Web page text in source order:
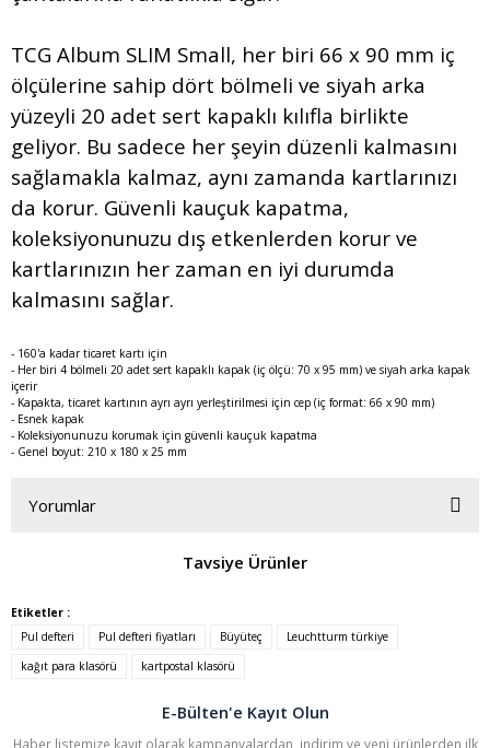
TCG Album SLIM Small, her biri 66 x 90 mm iç
ölçülerine sahip dört bölmeli ve siyah arka
yüzeyli 20 adet sert kapaklı kılıfla birlikte
geliyor. Bu sadece her şeyin düzenli kalmasını
sağlamakla kalmaz, aynı zamanda kartlarınızı
da korur. Güvenli kauçuk kapatma,
koleksiyonunuzu dış etkenlerden korur ve
kartlarınızın her zaman en iyi durumda
kalmasını sağlar.
- 160'a kadar ticaret kartı için
- Her biri 4 bölmeli 20 adet sert kapaklı kapak (iç ölçü: 70 x 95 mm) ve siyah arka kapak
içerir
- Kapakta, ticaret kartının ayrı ayrı yerleştirilmesi için cep (iç format: 66 x 90 mm)
- Esnek kapak
- Koleksiyonunuzu korumak için güvenli kauçuk kapatma
- Genel boyut: 210 x 180 x 25 mm
Yorumlar
Tavsiye Ürünler
Etiketler :
Pul defteri
Pul defteri fiyatları Büyüteç
Leuchtturm türkiye
kağıt para klasörü
kartpostal klasörü
E-Bülten'e Kayıt Olun
Haber listemize kayıt olarak kampanyalardan, indirim ve yeni ürünlerden ilk